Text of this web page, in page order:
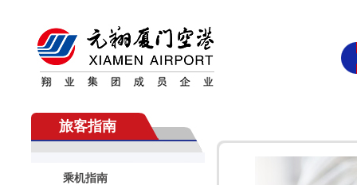
旅客指南
乘机指南